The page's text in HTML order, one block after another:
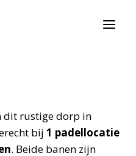
dit rustige dorp in
bij 1 padellocatie
. Beide banen zijn